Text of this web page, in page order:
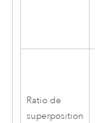
Ratio de
superposition